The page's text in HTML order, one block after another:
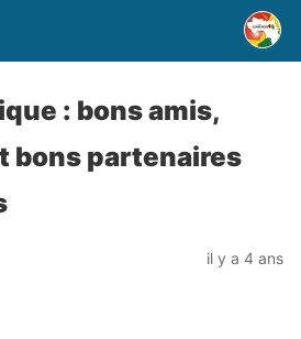
: bons amis,
bons partenaires
il y a 4 ans